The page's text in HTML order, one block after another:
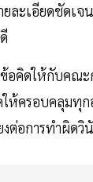
ยละเอียดชัดเ
ข้อคิดให้กับคณ
ห้ครอบคลุมทุก
ต่อการทำผิดวิ